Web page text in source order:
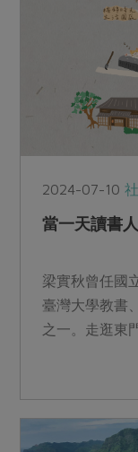
2024-07-10
當一天讀書
梁實秋曾任國
臺灣大學教書
之一。走逛東